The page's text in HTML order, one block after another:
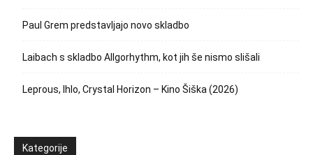
Paul Grem predstavljajo novo skladbo
Laibach s skladbo Allgorhythm, kot jih še nismo slišali
Leprous, Ihlo, Crystal Horizon – Kino Šiška (2026)
Kategorije